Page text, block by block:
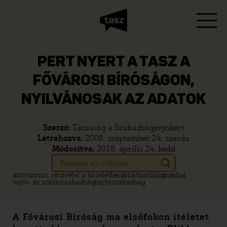
PERT NYERT A TASZ A
FŐVÁROSI BÍRÓSÁGON,
NYILVÁNOSAK AZ ADATOK
Szerző: Társaság a Szabadságjogokért
Létrehozva: 2008. szeptember 24, szerda
Módosítva: 2018. április 24, kedd
aktivizmus, részvétel a közéletbenátláthatóságmédia
sajtó- és szólásszabadságsajtószabadság
A Fővárosi Bíróság ma elsőfokon ítéletet